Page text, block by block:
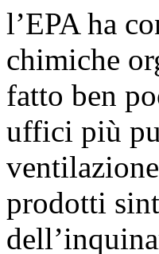
l’EPA ha
chimiche
fatto ben
uffici più
prodotti